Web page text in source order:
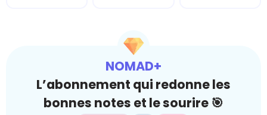
NOMAD+
L’abonnement qui redonne les
bonnes notes et le sourire 🎯